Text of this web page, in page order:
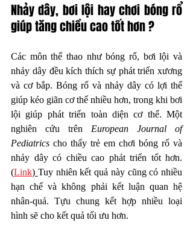
Nhảy dây, bơi lội hay chơi bóng rổ
giúp tăng chiều cao tốt hơn ?
Các môn thể thao như bóng rổ, bơi lội và
nhảy dây đều kích thích sự phát triển xương
và cơ bắp. Bóng rổ và nhảy dây có lợi thế
giúp kéo giãn cơ thể nhiều hơn, trong khi bơi
lội giúp phát triển toàn diện cơ thể. Một
nghiên cứu trên European Journal of
Pediatrics cho thấy trẻ em chơi bóng rổ và
nhảy dây có chiều cao phát triển tốt hơn.
(Link) Tuy nhiên kết quả này cũng có nhiều
hạn chế và không phải kết luận quan hệ
nhân-quả. Tựu chung kết hợp nhiều loại
hình sẽ cho kết quả tối ưu hơn.